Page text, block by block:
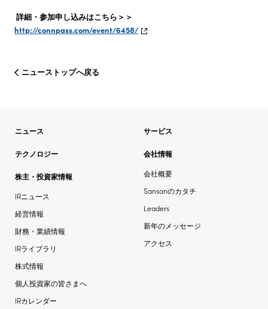
詳細・参加申し込みはこちら＞＞
http://connpass.com/event/6458/
ニューストップへ戻る
ニュース サービス
テクノロジー
会社情報
会社概要
Sansanのカタチ
Leaders
新年のメッセージ
アクセス
株主・投資家情報
IRニュース
経営情報
財務・業績情報
IRライブラリ
株式情報
個人投資家の皆さまへ
IRカレンダー